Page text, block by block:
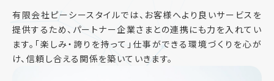
有限会社ピーシースタイルでは、お客様へより良いサービスを
提供するため、 パートナー企業さまとの連携にも力を入れてい
ます。 「楽しみ・誇りを持って」仕事ができる環境づくりを心が
け、 信頼し合える関係を築いていきます。